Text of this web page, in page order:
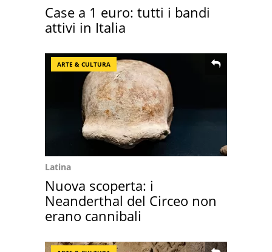
Case a 1 euro: tutti i bandi
attivi in Italia
ARTE & CULTURA
Latina
Nuova scoperta: i
Neanderthal del Circeo non
erano cannibali